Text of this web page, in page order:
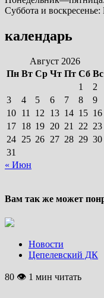
Суббота и
календарь
Август 2026
Пн Вт Ср Чт Пт Сб Вс
1
2
3
4 5 6 7 8
9
10 11 12 13 14 15 16
17 18 19 20 21 22 23
24 25 26 27 28 29 30
31
« Июн
Вам так же может
Новости
Цепелевский ДК
80 👁 1 мин читать